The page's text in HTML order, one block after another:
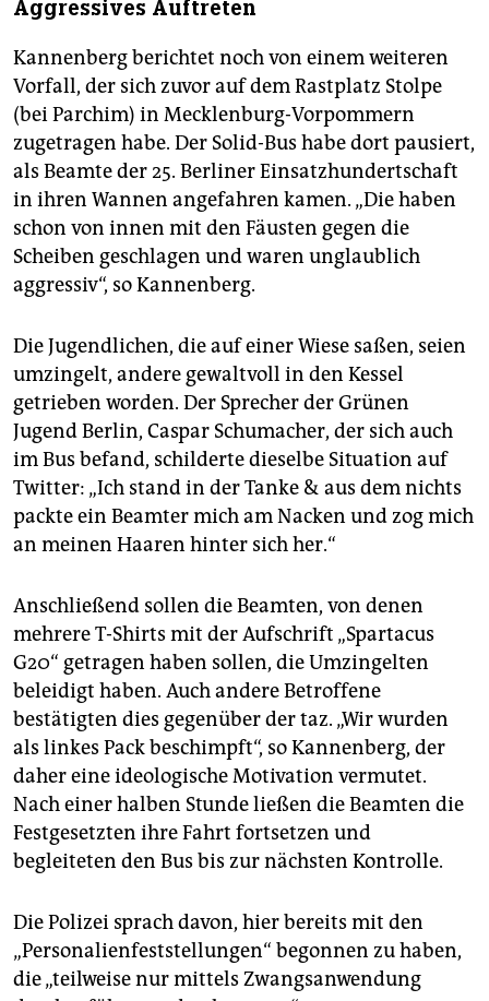
Aggressives Auftreten
Kannenberg berichtet noch von einem weiteren
Vorfall, der sich zuvor auf dem Rastplatz Stolpe
(bei Parchim) in Mecklenburg-Vorpommern
zugetragen habe. Der Solid-Bus habe dort pausiert,
als Beamte der 25. Berliner Einsatzhundertschaft
in ihren Wannen angefahren kamen. „Die haben
schon von innen mit den Fäusten gegen die
Scheiben geschlagen und waren unglaublich
aggressiv“, so Kannenberg.
Die Jugendlichen, die auf einer Wiese saßen, seien
umzingelt, andere gewaltvoll in den Kessel
getrieben worden. Der Sprecher der Grünen
Jugend Berlin, Caspar Schumacher, der sich auch
im Bus befand, schilderte dieselbe Situation auf
Twitter: „Ich stand in der Tanke & aus dem nichts
packte ein Beamter mich am Nacken und zog mich
an meinen Haaren hinter sich her.“
Anschließend sollen die Beamten, von denen
mehrere T-Shirts mit der Aufschrift „Spartacus
G20“ getragen haben sollen, die Umzingelten
beleidigt haben. Auch andere Betroffene
bestätigten dies gegenüber der taz. „Wir wurden
als linkes Pack beschimpft“, so Kannenberg, der
daher eine ideologische Motivation vermutet.
Nach einer halben Stunde ließen die Beamten die
Festgesetzten ihre Fahrt fortsetzen und
begleiteten den Bus bis zur nächsten Kontrolle.
Die Polizei sprach davon, hier bereits mit den
„Persona­lienfeststellungen“ begonnen zu haben,
die „teilweise nur mittels Zwangsanwendung